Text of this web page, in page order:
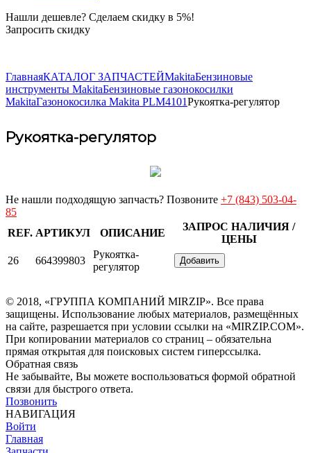
Нашли дешевле? Сделаем скидку в 5%!
Запросить скидку
ГлавнаяКАТАЛОГ ЗАПЧАСТЕЙMakitaБензиновые
инструменты MakitaБензиновые газонокосилки
MakitaГазонокосилка Makita PLM4101Рукоятка-регулятор
Рукоятка-регулятор
Не нашли подходящую запчасть? Позвоните +7 (843) 503-04-
85
REF. АРТИКУЛ ОПИСАНИЕ
ЗАПРОС НАЛИЧИЯ /
ЦЕНЫ
26
664399803
Рукоятка-
регулятор
Добавить
© 2018, «ГРУППА КОМПАНИЙ MIRZIP». Все права
защищены. Использование любых материалов, размещённых
на сайте, разрешается при условии ссылки на «MIRZIP.COM».
При копировании материалов со страниц – обязательна
прямая открытая для поисковых систем гиперссылка.
Обратная связь
Не забывайте, Вы можете воспользоваться формой обратной
связи для быстрого ответа.
Позвонить
НАВИГАЦИЯ
Войти
Главная